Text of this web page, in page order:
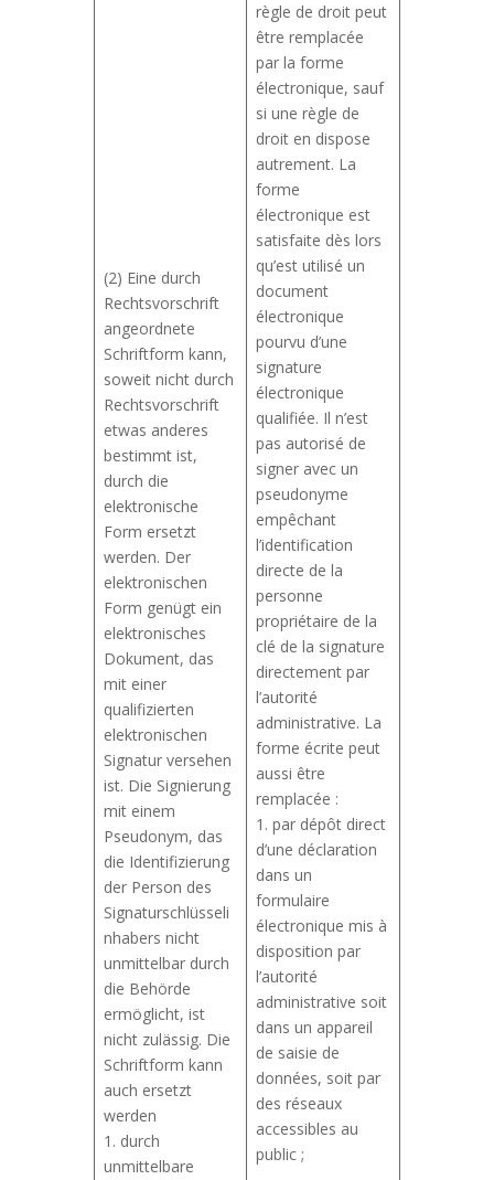
(2) Eine durch
Rechtsvorschrift
angeordnete
Schriftform kann,
soweit nicht durch
Rechtsvorschrift
etwas anderes
bestimmt ist,
durch die
elektronische
Form ersetzt
werden. Der
elektronischen
Form genügt ein
elektronisches
Dokument, das
mit einer
qualifizierten
elektronischen
Signatur versehen
ist. Die Signierung
mit einem
Pseudonym, das
die Identifizierung
der Person des
Signaturschlüsseli
nhabers nicht
unmittelbar durch
die Behörde
ermöglicht, ist
nicht zulässig. Die
Schriftform kann
auch ersetzt
werden
1. durch
unmittelbare
règle de droit peut
être remplacée
par la forme
électronique, sauf
si une règle de
droit en dispose
autrement. La
forme
électronique est
satisfaite dès lors
qu’est utilisé un
document
électronique
pourvu d’une
signature
électronique
qualifiée. Il n’est
pas autorisé de
signer avec un
pseudonyme
empêchant
l’identification
directe de la
personne
propriétaire de la
clé de la signature
directement par
l’autorité
administrative. La
forme écrite peut
aussi être
remplacée :
1. par dépôt direct
d’une déclaration
dans un
formulaire
électronique mis à
disposition par
l’autorité
administrative soit
dans un appareil
de saisie de
données, soit par
des réseaux
accessibles au
public ;